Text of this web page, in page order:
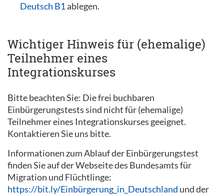
Deutsch B1ablegen.
Wichtiger Hinweis für (ehemalige)
Teilnehmer eines
Integrationskurses
Bitte beachten Sie: Die frei buchbaren
Einbürgerungstests sind nicht für (ehemalige)
Teilnehmer eines Integrationskurses geeignet.
Kontaktieren Sie uns bitte.
Informationen zum Ablauf der Einbürgerungstest
finden Sie auf der Webseite des Bundesamts für
Migration und Flüchtlinge:
https://bit.ly/Einbürgerung_in_Deutschland und der